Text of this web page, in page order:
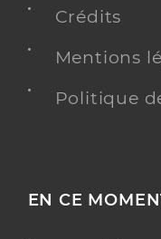
Crédits
Mentions
Politique
EN CE